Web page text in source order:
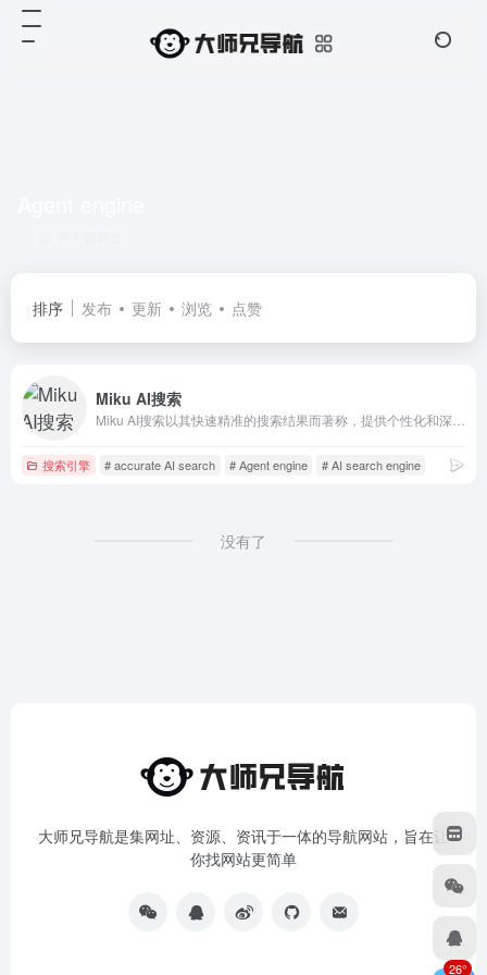
排序 发布 更新 浏览 点赞
Miku AI搜索
搜索引擎 # accurate AI search # Agent engine # AI search engine
没有了
大师兄导航是集网址、资源、资讯于一体的导航网站，旨在让
你找网站更简单
26°